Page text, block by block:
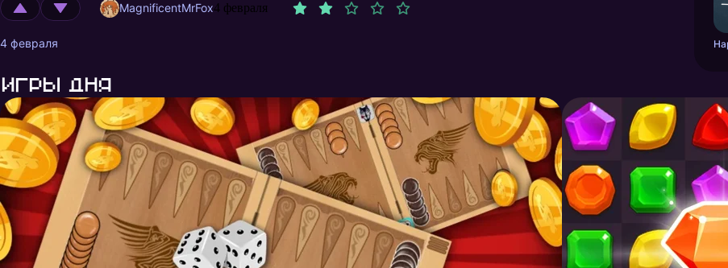
MagnificentMrFox4 февраля
4 февраля
Игры дня